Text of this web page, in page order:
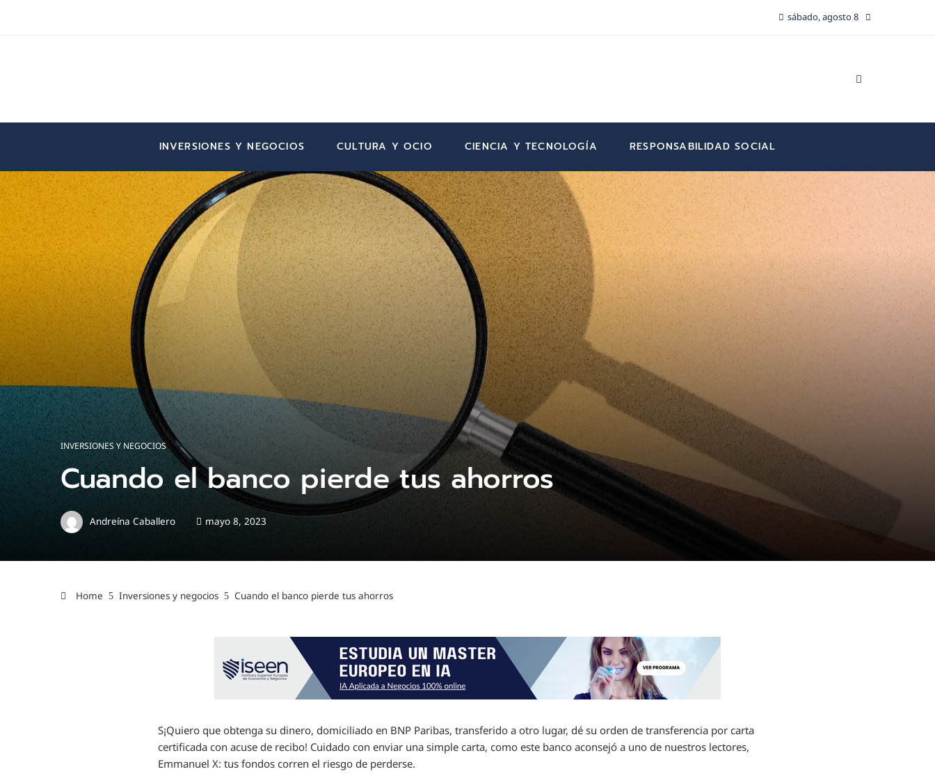
sábado, agosto 8
INVERSIONES Y NEGOCIOS CULTURA Y OCIO CIENCIA Y TECNOLOGÍA RESPONSABILIDAD SOCIAL
INVERSIONES Y NEGOCIOS
Cuando el banco pierde tus ahorros
Andreína Caballero mayo 8, 2023
Home Inversiones y negocios Cuando el banco pierde tus ahorros
S¡Quiero que obtenga su dinero, domiciliado en BNP Paribas, transferido a otro lugar, dé su orden de transferencia por carta
certificada con acuse de recibo! Cuidado con enviar una simple carta, como este banco aconsejó a uno de nuestros lectores,
Emmanuel X: tus fondos corren el riesgo de perderse.